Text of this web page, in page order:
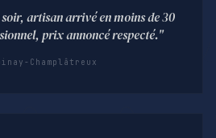
artisan arrivé en moins de 30
prix annoncé respecté."
Champlâtreux